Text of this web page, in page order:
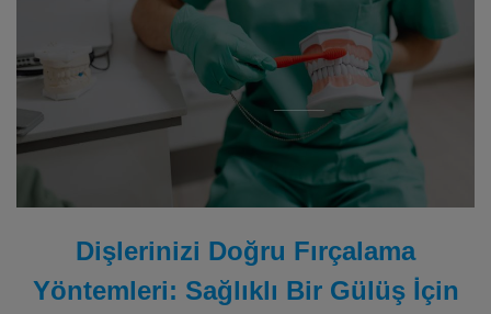
Dişlerinizi Doğru Fırçalama
Yöntemleri: Sağlıklı Bir Gülüş İçin